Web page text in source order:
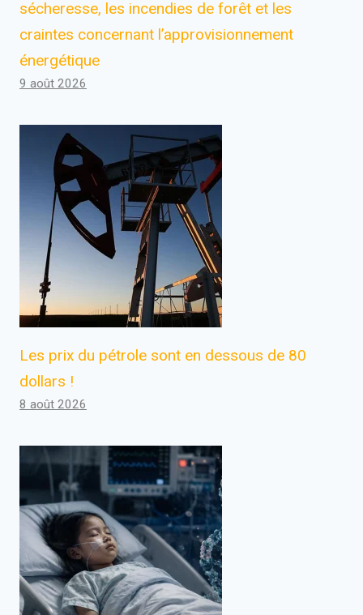
sécheresse, les incendies de forêt et les
craintes concernant l’approvisionnement
énergétique
9 août 2026
Les prix du pétrole sont en dessous de 80
dollars !
8 août 2026